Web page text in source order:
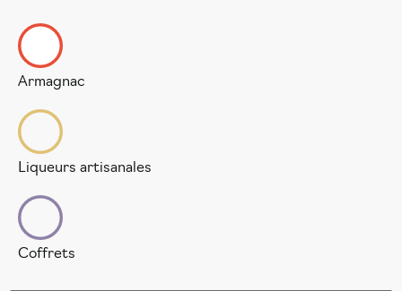
Armagnac
Liqueurs artisanales
Coffrets